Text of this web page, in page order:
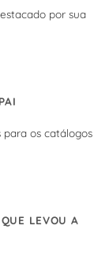
por sua
para os catálogos
LEVOU A